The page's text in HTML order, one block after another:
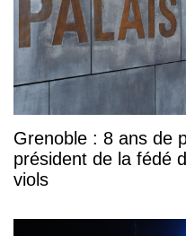
Grenoble : 8 ans de
président de la fédé
viols